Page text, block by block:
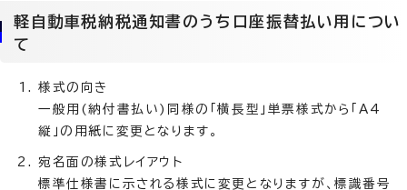
軽自動車税納税通知書のうち口座振替払い用につい
て
様式の向き
一般用(納付書払い)同様の「横長型」単票様式から「A4
縦」の用紙に変更となります。
宛名面の様式レイアウト
標準仕様書に示される様式に変更となりますが、標識番号